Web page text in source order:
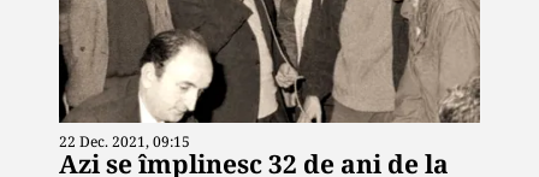
22 Dec. 2021, 09:15
Azi se împlinesc 32 de ani de la